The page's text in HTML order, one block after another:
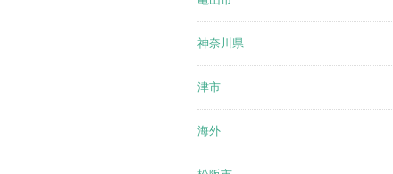
神奈川県
津市
海外